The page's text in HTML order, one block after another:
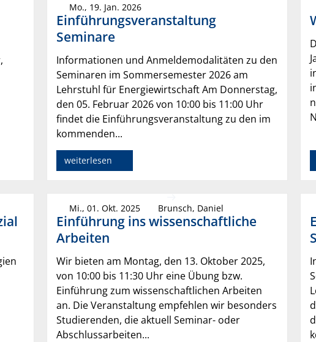
Mo., 19. Jan. 2026
Einführungsveranstaltung
Seminare
Informationen und Anmeldemodalitäten zu den
Seminaren im Sommersemester 2026 am
Lehrstuhl für Energiewirtschaft Am Donnerstag,
den 05. Februar 2026 von 10:00 bis 11:00 Uhr
findet die Einführungsveranstaltung zu den im
kommenden...
weiterlesen
Mi., 01. Okt. 2025 Brunsch, Daniel
Einführung ins wissenschaftliche
Arbeiten
Wir bieten am Montag, den 13. Oktober 2025,
von 10:00 bis 11:30 Uhr eine Übung bzw.
Einführung zum wissenschaftlichen Arbeiten
an. Die Veranstaltung empfehlen wir besonders
Studierenden, die aktuell Seminar- oder
Abschlussarbeiten...